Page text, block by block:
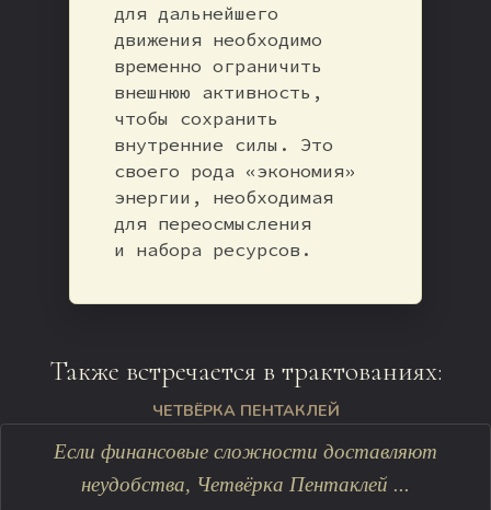
для дальнейшего
движения необходимо
временно ограничить
внешнюю активность,
чтобы сохранить
внутренние силы. Это
своего рода «экономия»
энергии, необходимая
для переосмысления
и набора ресурсов.
Также встречается в трактованиях:
ЧЕТВЁРКА ПЕНТАКЛЕЙ
Если финансовые сложности доставляют
неудобства, Четвёрка Пентаклей ...